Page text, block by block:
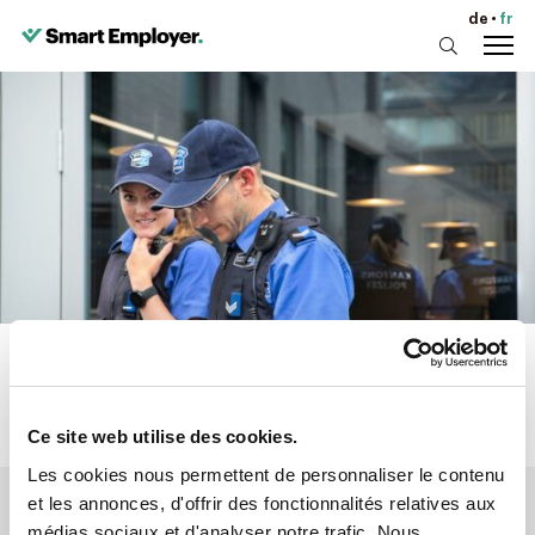
Ce site web utilise des cookies.
Les cookies nous permettent de personnaliser le contenu
et les annonces, d'offrir des fonctionnalités relatives aux
de fr
Année de fondation: 1803
Site web:www.polizei-ag.ch